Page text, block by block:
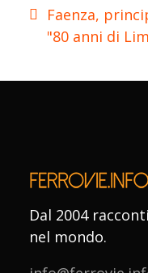
Faenza,
"80 anni di
Dal 2004
nel mondo.